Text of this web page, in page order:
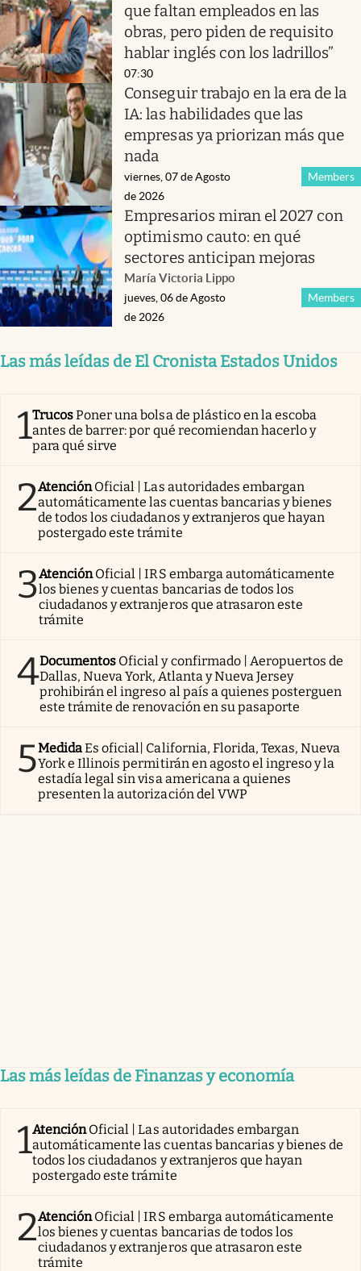
que faltan empleados en las
obras, pero piden de requisito
hablar inglés con los ladrillos”
07:30
Conseguir trabajo en la era de la
IA: las habilidades que las
empresas ya priorizan más que
nada
Members
viernes, 07 de Agosto
de 2026
Empresarios miran el 2027 con
optimismo cauto: en qué
sectores anticipan mejoras
María Victoria Lippo
Members
jueves, 06 de Agosto
de 2026
Las más leídas de El Cronista Estados Unidos
1TrucosPoner una bolsa de plástico en la escoba
antes de barrer: por qué recomiendan hacerlo y
para qué sirve
2AtenciónOficial | Las autoridades embargan
automáticamente las cuentas bancarias y bienes
de todos los ciudadanos y extranjeros que hayan
postergado este trámite
3AtenciónOficial | IRS embarga automáticamente
los bienes y cuentas bancarias de todos los
ciudadanos y extranjeros que atrasaron este
trámite
4Documentos Oficial y confirmado | Aeropuertos de
Dallas, Nueva York, Atlanta y Nueva Jersey
prohibirán el ingreso al país a quienes posterguen
este trámite de renovación en su pasaporte
5MedidaEs oficial| California, Florida, Texas, Nueva
York e Illinois permitirán en agosto el ingreso y la
estadía legal sin visa americana a quienes
presenten la autorización del VWP
Las más leídas de Finanzas y economía
1AtenciónOficial | Las autoridades embargan
automáticamente las cuentas bancarias y bienes de
todos los ciudadanos y extranjeros que hayan
postergado este trámite
2AtenciónOficial | IRS embarga automáticamente
los bienes y cuentas bancarias de todos los
ciudadanos y extranjeros que atrasaron este
trámite